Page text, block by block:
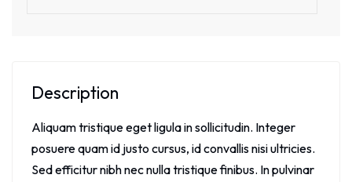
Description
Aliquam tristique eget ligula in sollicitudin. Integer
posuere quam id justo cursus, id convallis nisi ultricies.
Sed efficitur nibh nec nulla tristique finibus. In pulvinar